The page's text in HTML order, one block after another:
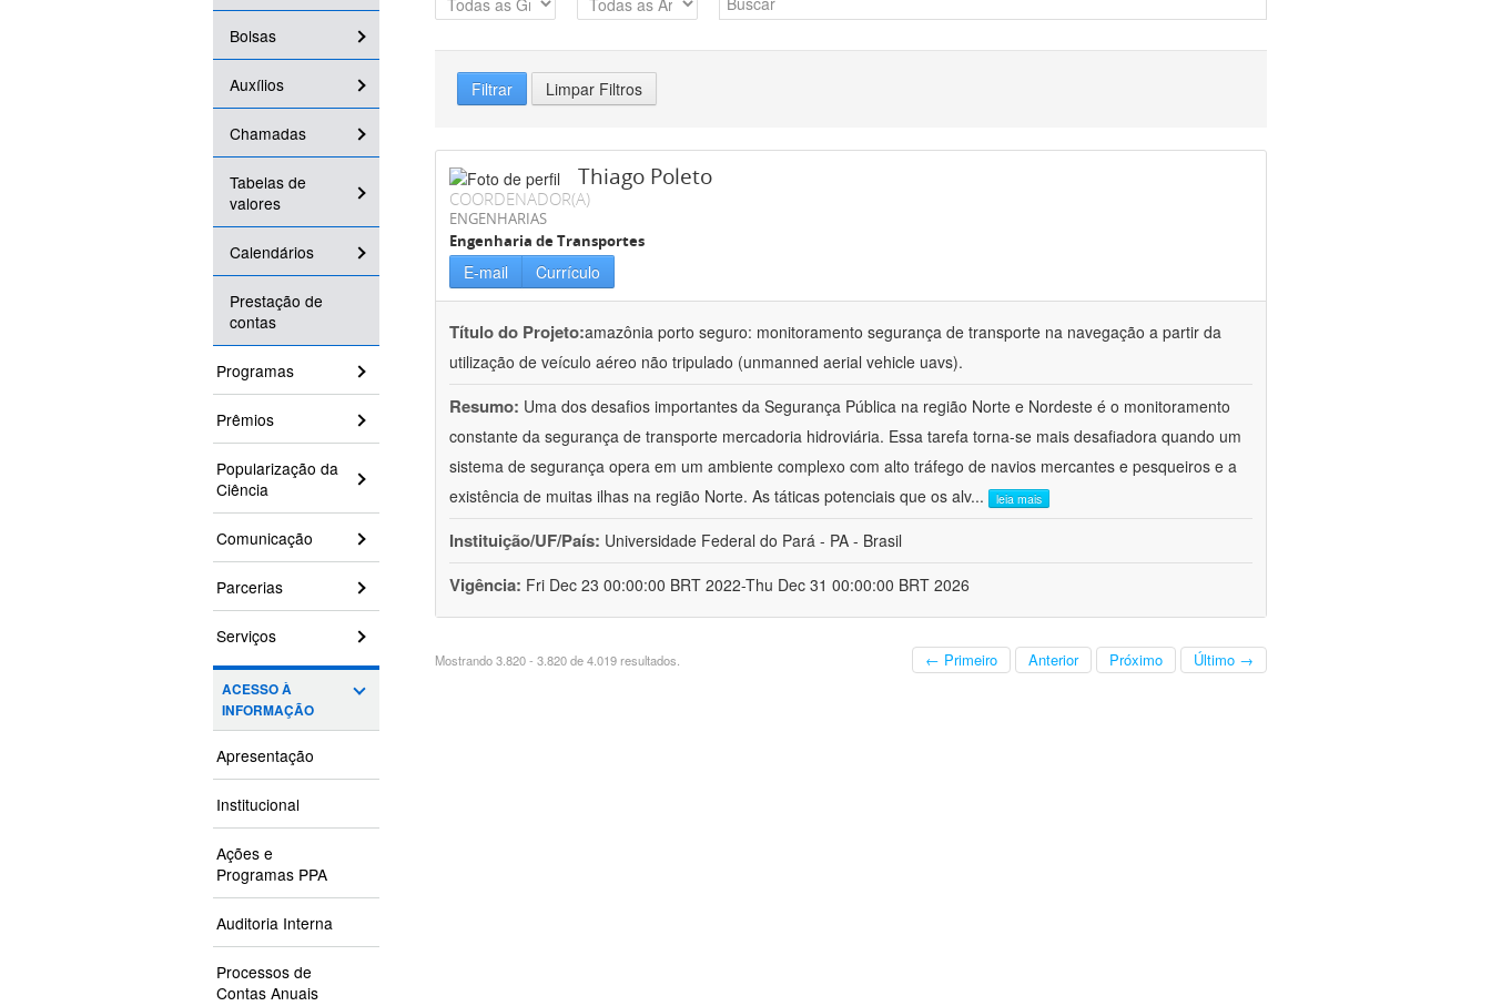
Bolsas
Auxílios
Chamadas
Tabelas de
valores
Calendários
Prestação de
contas
Programas
Prêmios
Popularização da
Ciência
Comunicação
Parcerias
Serviços
ACESSO À
INFORMAÇÃO
Apresentação
Institucional
Ações e
Programas PPA
Auditoria Interna
Processos de
Contas Anuais
Filtrar Limpar Filtros
Thiago Poleto
COORDENADOR(A)
ENGENHARIAS
Engenharia de Transportes
E-mail Currículo
Título do Projeto:amazônia porto seguro: monitoramento segurança de transporte na navegação a partir da
utilização de veículo aéreo não tripulado (unmanned aerial vehicle uavs).
Resumo: Uma dos desafios importantes da Segurança Pública na região Norte e Nordeste é o monitoramento
constante da segurança de transporte mercadoria hidroviária. Essa tarefa torna-se mais desafiadora quando um
sistema de segurança opera em um ambiente complexo com alto tráfego de navios mercantes e pesqueiros e a
existência de muitas ilhas na região Norte. As táticas potenciais que os alv... leia mais
Instituição/UF/País: Universidade Federal do Pará - PA - Brasil
Vigência: Fri Dec 23 00:00:00 BRT 2022-Thu Dec 31 00:00:00 BRT 2026
Mostrando 3.820 - 3.820 de 4.019 resultados. ← Primeiro Anterior Próximo Último →